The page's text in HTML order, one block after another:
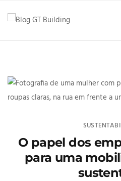
O papel dos
para uma